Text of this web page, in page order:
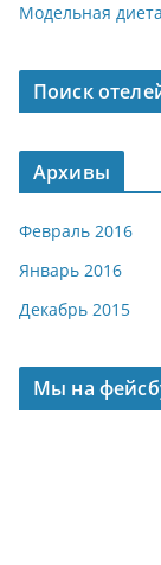
Модельная
Поиск
Архивы
Февраль 2016
Январь 2016
Декабрь 2015
Мы на